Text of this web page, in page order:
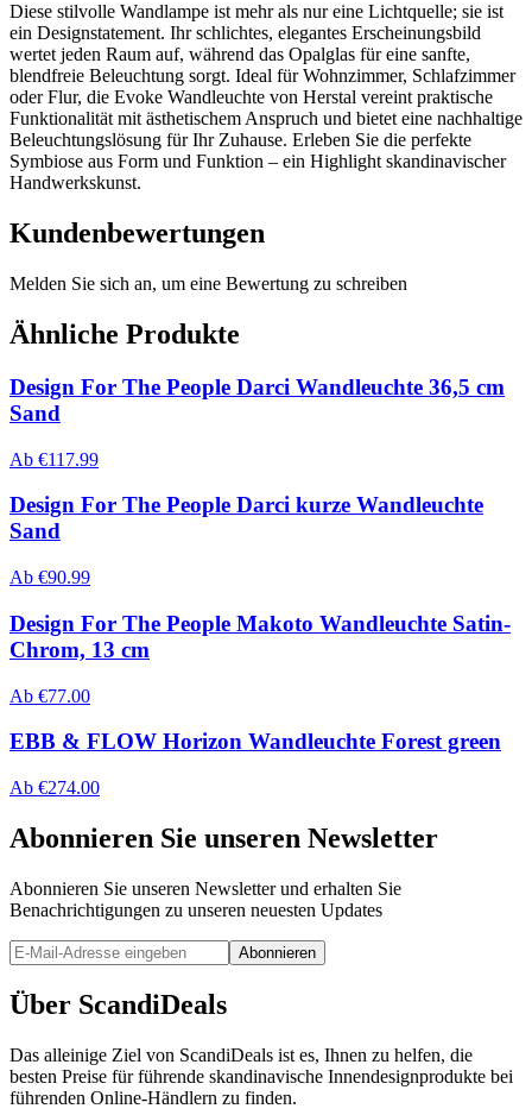
Diese stilvolle Wandlampe ist mehr als nur eine Lichtquelle; sie ist
ein Designstatement. Ihr schlichtes, elegantes Erscheinungsbild
wertet jeden Raum auf, während das Opalglas für eine sanfte,
blendfreie Beleuchtung sorgt. Ideal für Wohnzimmer, Schlafzimmer
oder Flur, die Evoke Wandleuchte von Herstal vereint praktische
Funktionalität mit ästhetischem Anspruch und bietet eine nachhaltige
Beleuchtungslösung für Ihr Zuhause. Erleben Sie die perfekte
Symbiose aus Form und Funktion – ein Highlight skandinavischer
Handwerkskunst.
Kundenbewertungen
Melden Sie sich an, um eine Bewertung zu schreiben
Ähnliche Produkte
Design For The People Darci Wandleuchte 36,5 cm
Sand
Ab €117.99
Design For The People Darci kurze Wandleuchte
Sand
Ab €90.99
Design For The People Makoto Wandleuchte Satin-
Chrom, 13 cm
Ab €77.00
EBB & FLOW Horizon Wandleuchte Forest green
Ab €274.00
Abonnieren Sie unseren Newsletter
Abonnieren Sie unseren Newsletter und erhalten Sie
Benachrichtigungen zu unseren neuesten Updates
Abonnieren
Über ScandiDeals
Das alleinige Ziel von ScandiDeals ist es, Ihnen zu helfen, die
besten Preise für führende skandinavische Innendesignprodukte bei
führenden Online-Händlern zu finden.